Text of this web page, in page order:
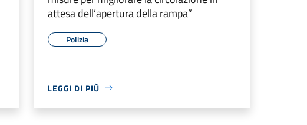
attesa dell’apertura della rampa”
Polizia
LEGGI DI PIÙ